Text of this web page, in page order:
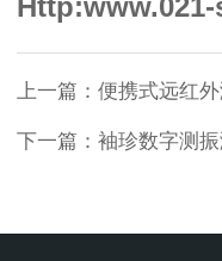
上一篇： 便携式远红
下一篇： 袖珍数字测